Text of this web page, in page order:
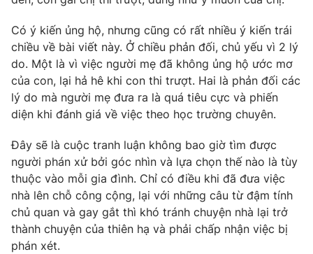
Có ý kiến ủng hộ, nhưng cũng có rất nhiều ý kiến trái
chiều về bài viết này. Ở chiều phản đối, chủ yếu vì 2 lý
do. Một là vì việc người mẹ đã không ủng hộ ước mơ
của con, lại hả hê khi con thi trượt. Hai là phản đối các
lý do mà người mẹ đưa ra là quá tiêu cực và phiến
diện khi đánh giá về việc theo học trường chuyên.
Đây sẽ là cuộc tranh luận không bao giờ tìm được
người phán xử bởi góc nhìn và lựa chọn thế nào là tùy
thuộc vào mỗi gia đình. Chỉ có điều khi đã đưa việc
nhà lên chỗ công cộng, lại với những câu từ đậm tính
chủ quan và gay gắt thì khó tránh chuyện nhà lại trở
thành chuyện của thiên hạ và phải chấp nhận việc bị
phán xét.